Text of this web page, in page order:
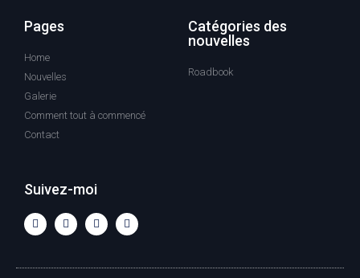
Pages
Home
Nouvelles
Galerie
Comment tout à commencé
Contact
Catégories des
nouvelles
Roadbook
Suivez-moi